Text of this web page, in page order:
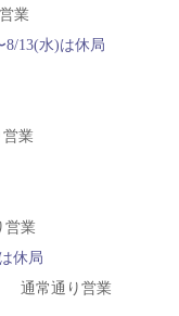
業
13(水)は休局
業
業
休局
常通り営業